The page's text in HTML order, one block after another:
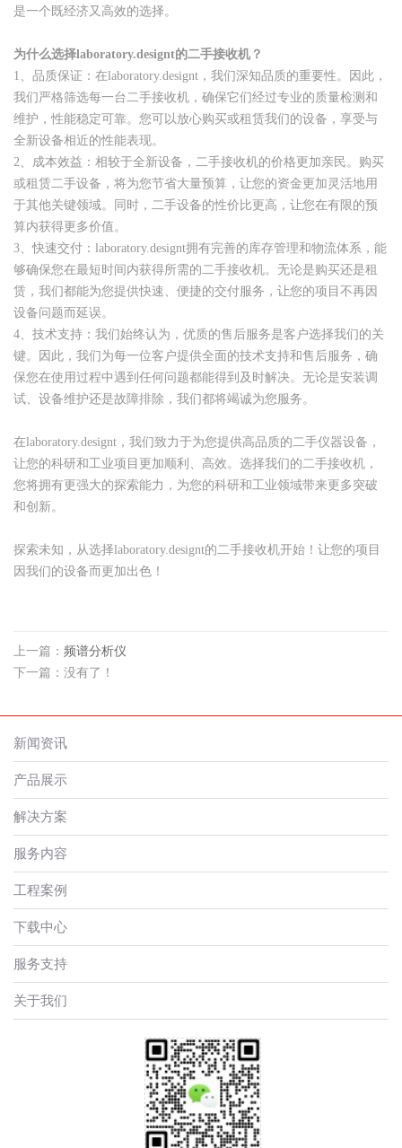
是一个既经济又高效的选择。
为什么选择laboratory.designt的二手接收机？
1、品质保证：在laboratory.designt，我们深知品质的重要性。因此，
我们严格筛选每一台二手接收机，确保它们经过专业的质量检测和
维护，性能稳定可靠。您可以放心购买或租赁我们的设备，享受与
全新设备相近的性能表现。
2、成本效益：相较于全新设备，二手接收机的价格更加亲民。购买
或租赁二手设备，将为您节省大量预算，让您的资金更加灵活地用
于其他关键领域。同时，二手设备的性价比更高，让您在有限的预
算内获得更多价值。
3、快速交付：laboratory.designt拥有完善的库存管理和物流体系，能
够确保您在最短时间内获得所需的二手接收机。无论是购买还是租
赁，我们都能为您提供快速、便捷的交付服务，让您的项目不再因
设备问题而延误。
4、技术支持：我们始终认为，优质的售后服务是客户选择我们的关
键。因此，我们为每一位客户提供全面的技术支持和售后服务，确
保您在使用过程中遇到任何问题都能得到及时解决。无论是安装调
试、设备维护还是故障排除，我们都将竭诚为您服务。
在laboratory.designt，我们致力于为您提供高品质的二手仪器设备，
让您的科研和工业项目更加顺利、高效。选择我们的二手接收机，
您将拥有更强大的探索能力，为您的科研和工业领域带来更多突破
和创新。
探索未知，从选择laboratory.designt的二手接收机开始！让您的项目
因我们的设备而更加出色！
上一篇： 频谱分析仪
下一篇：没有了！
新闻资讯
产品展示
解决方案
服务内容
工程案例
下载中心
服务支持
关于我们